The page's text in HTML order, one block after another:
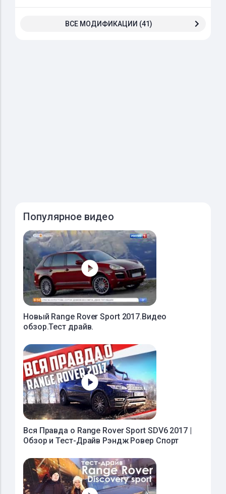
ВСЕ МОДИФИКАЦИИ (41)
Популярное видео
Новый Range Rover Sport 2017.Видео
обзор.Тест драйв.
Вся Правда о Range Rover Sport SDV6 2017 |
Обзор и Тест-Драйв Рэндж Ровер Спорт